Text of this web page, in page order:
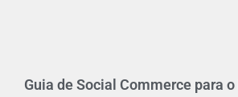
Guia de Social Commerce para